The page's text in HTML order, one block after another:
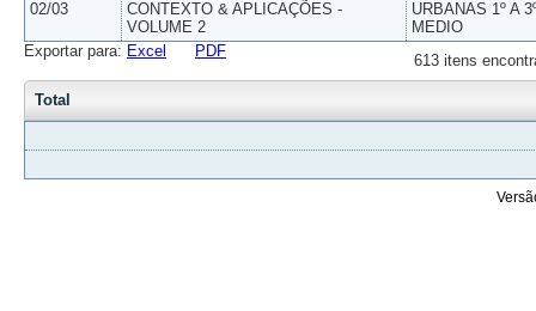
02/03
CONTEXTO & APLICAÇÕES -
VOLUME 2
URBANAS 1º A
MEDIO
613 itens
Exportar para: Excel PDF
Total